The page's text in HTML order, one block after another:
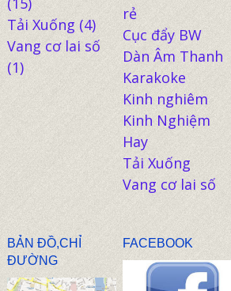
Tải Xuống (4)
Vang cơ lai số
(1)
rẻ
Cục đẩy BW
Dàn Âm Thanh
Karakoke
Kinh nghiêm
Kinh Nghiệm
Hay
Tải Xuống
Vang cơ lai số
BẢN ĐỒ,CHỈ
ĐƯỜNG
FACEBOOK